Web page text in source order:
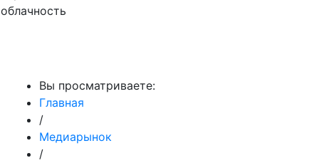
облачность
Вы просматриваете:
Главная
/
Медиарынок
/